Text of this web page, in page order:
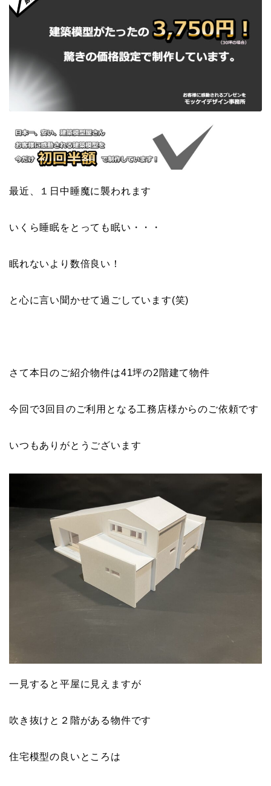
最近、１日中睡魔に襲われます
いくら睡眠をとっても眠い・・・
眠れないより数倍良い！
と心に言い聞かせて過ごしています(笑)
さて本日のご紹介物件は41坪の2階建て物件
今回で3回目のご利用となる工務店様からのご依頼です
いつもありがとうございます
一見すると平屋に見えますが
吹き抜けと２階がある物件です
住宅模型の良いところは